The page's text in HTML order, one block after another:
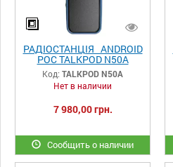
РАДІОСТАНЦІЯ ANDROID
POC TALKPOD N50A
Код: TALKPOD N50A
Нет в наличии
7 980,00 грн.
Сообщить о наличии